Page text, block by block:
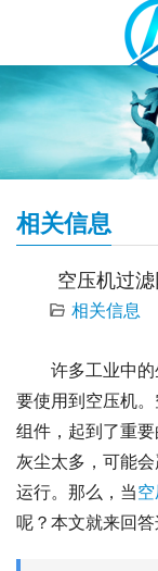
相关信息
空压机过
相关信息
许多工业中
要使用到空压机
组件，起到了重
灰尘太多，可能
运行。那么，当
呢？本文就来回答